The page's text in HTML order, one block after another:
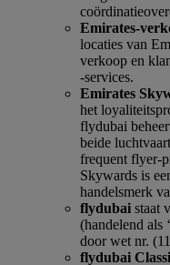
Emirates-
locaties van
verkoop en
-services.
Emirates
het
flydubai
beide
frequent flyer-
Skywards is
handelsmerk
flydubai staat
(handelend als
door wet nr.
flydubai